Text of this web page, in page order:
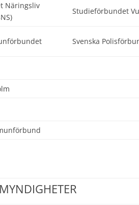
Näringsliv
Studieförbundet
Svenska